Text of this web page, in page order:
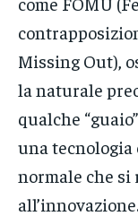
Missing Out),
la naturale
qualche
una tecnologia
normale che